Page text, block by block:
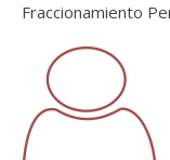
Fraccionamiento